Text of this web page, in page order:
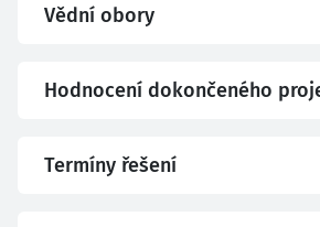
Vědní obory
Hodnocení dokončeného
Termíny řešení